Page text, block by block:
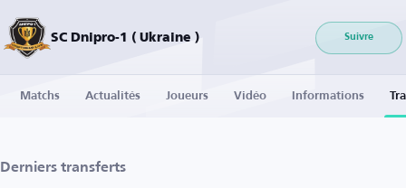
SC Dnipro-1 ( Ukraine ) Suivre
Matchs Actualités Joueurs Vidéo Informations
Derniers transferts